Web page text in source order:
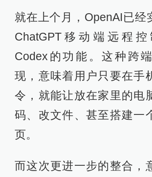
就在上个月，OpenAI已经
ChatGPT移动端远程
Codex的功能。这种跨
现，意味着用户只要在手
令，就能让放在家里的电
码、改文件、甚至搭建一
页。
而这次更进一步的整合，